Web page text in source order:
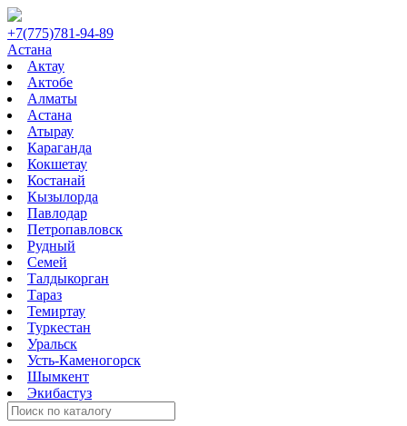
+7(775)781-94-89
Астана
Актау
Актобе
Алматы
Астана
Атырау
Караганда
Кокшетау
Костанай
Кызылорда
Павлодар
Петропавловск
Рудный
Семей
Талдыкорган
Тараз
Темиртау
Туркестан
Уральск
Усть-Каменогорск
Шымкент
Экибастуз